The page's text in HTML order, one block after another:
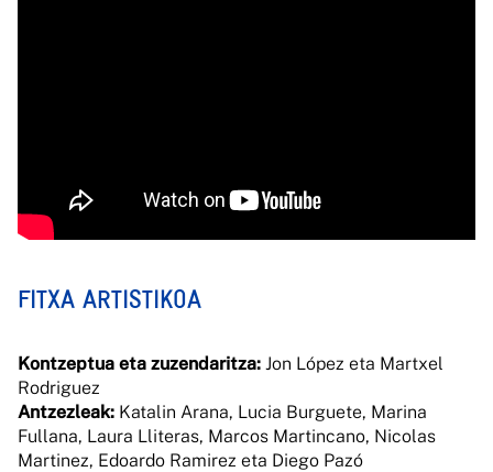
FITXA ARTISTIKOA
Kontzeptua eta zuzendaritza: Jon López eta Martxel
Rodriguez
Antzezleak: Katalin Arana, Lucia Burguete, Marina
Fullana, Laura Lliteras, Marcos Martincano, Nicolas
Martinez, Edoardo Ramirez eta Diego Pazó